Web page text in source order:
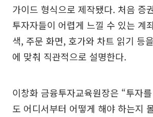
가이드 형식으로 제작됐다. 처음 증
투자자들이 어렵게 느낄 수 있는 계
색, 주문 화면, 호가와 차트 읽기 등
에 맞춰 직관적으로 설명한다.
이창화 금융투자교육원장은 “투자
도 어디서부터 어떻게 해야 하는지